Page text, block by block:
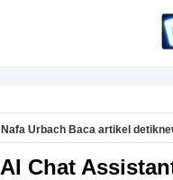
artikel detiknews Surya
Chat